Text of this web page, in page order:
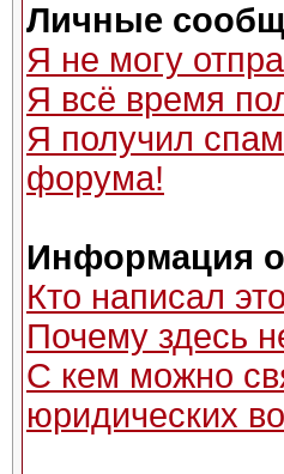
Личные
Я не могу
Я всё время
Я получил спам
форума!
Информация
Кто написал
Почему здесь
С кем можно
юридических